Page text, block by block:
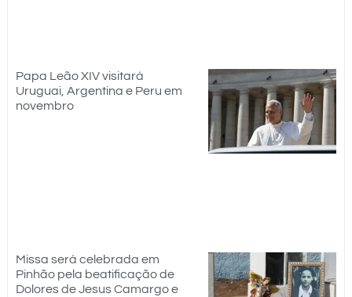
Papa Leão XIV visitará
Uruguai, Argentina e Peru em
novembro
Missa será celebrada em
Pinhão pela beatificação de
Dolores de Jesus Camargo e